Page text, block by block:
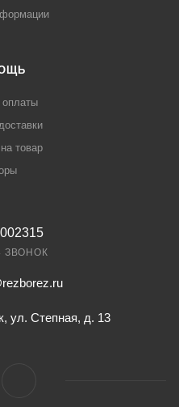
оплаты
товар
ЗВОНОК
ул. Степная, д. 13